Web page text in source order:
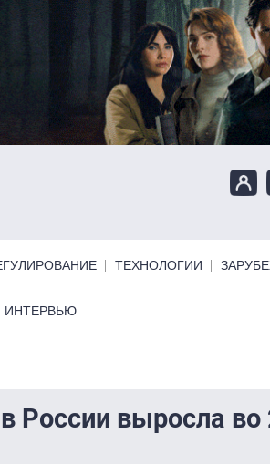
ТЕХНОЛОГИИ
ИНТЕРВЬЮ
России выросла во